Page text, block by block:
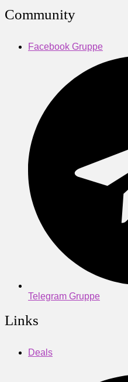
Community
Facebook Gruppe
Telegram Gruppe
Links
Deals